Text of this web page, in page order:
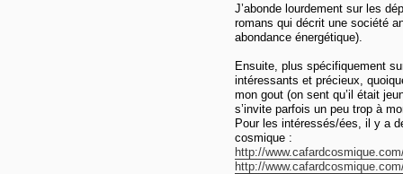
J’abonde lourdement sur les
romans qui décrit une société
abondance énergétique).
Ensuite, plus spécifiquement
intéressants et précieux,
mon gout (on sent qu’il était
s’invite parfois un peu trop à
Pour les intéressés/ées, il y a
cosmique :
http://
http://